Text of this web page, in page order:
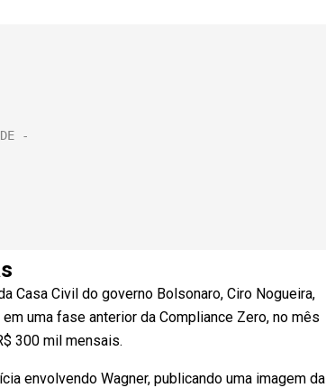
Casa Civil do governo Bolsonaro, Ciro Nogueira,
uma fase anterior da Compliance Zero, no mês
300 mil mensais.
envolvendo Wagner, publicando uma imagem da